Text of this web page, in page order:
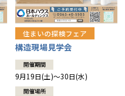
住まいの探検フェア
構造現場見学会
開催期間
9月19日(土)～30日(水)
開催場所